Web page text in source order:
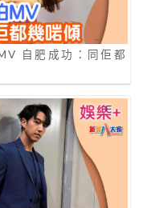
自肥成功：同佢都